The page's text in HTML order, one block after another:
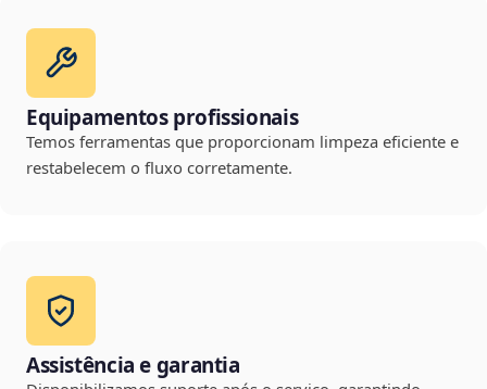
Equipamentos profissionais
Temos ferramentas que proporcionam limpeza eficiente e
restabelecem o fluxo corretamente.
Assistência e garantia